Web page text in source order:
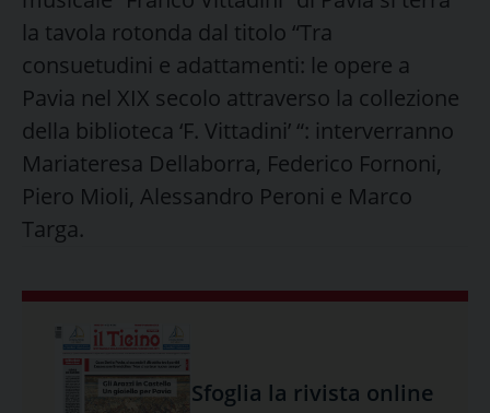
la tavola rotonda dal titolo “Tra
consuetudini e adattamenti: le opere a
Pavia nel XIX secolo attraverso la collezione
della biblioteca ‘F. Vittadini’ “: interverranno
Mariateresa Dellaborra, Federico Fornoni,
Piero Mioli, Alessandro Peroni e Marco
Targa.
Sfoglia la rivista online